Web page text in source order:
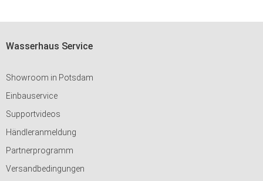
Wasserhaus Service
Showroom in Potsdam
Einbauservice
Supportvideos
Händleranmeldung
Partnerprogramm
Versandbedingungen